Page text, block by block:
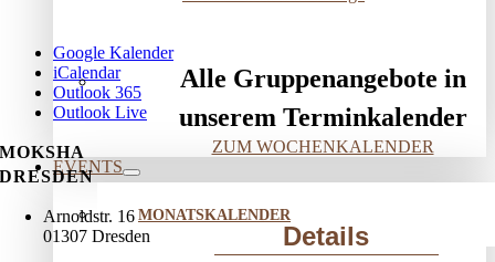
Alle Gruppenangebote in
unserem Terminkalender
ZUM WOCHENKALENDER
EVENTS
MONATSKALENDER
Google Kalender
iCalendar
Outlook 365
Outlook Live
Details
MOKSHA
DRESDEN
Arnoldstr. 16
01307 Dresden